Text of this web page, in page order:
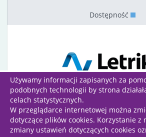
Używamy informacji zapisanych za
podobnych technologii by strona
celach statystycznych.
W przeglądarce internetowej można
dotyczące plików cookies. Korzystanie z
zmiany ustawień dotyczących cookies
Dostępność
Wszelkie prawa zastrzeżone | Projekt